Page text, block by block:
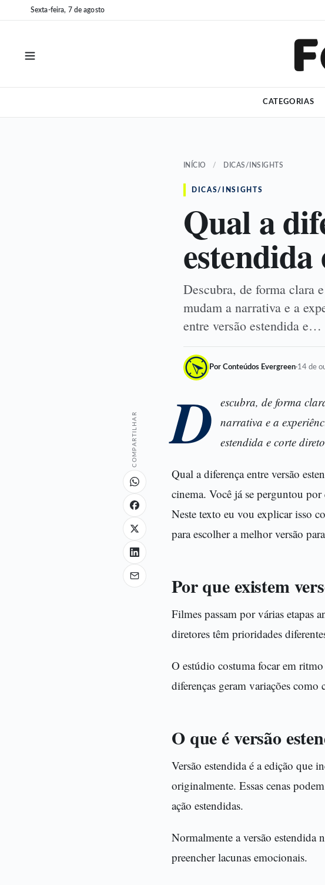
para
para
Sexta-feira, 7 de agosto
CATEGORIAS
INÍCIO / DICAS/INSIGHTS
DICAS/INSIGHTS
Qual a
Descubra, de forma clara
mudam a narrativa e a
entre versão estendida e…
Por Conteúdos Evergreen·14 de
COMPARTILHAR D escubra, de forma
narrativa e a
estendida e corte
Qual a diferença entre versão
cinema. Você já se perguntou
Neste texto eu vou explicar isso
para escolher a melhor versão
Por que existem
Filmes passam por várias etapas
diretores têm prioridades
O estúdio costuma focar em
diferenças geram variações como
O que é versão
Versão estendida é a edição que
originalmente. Essas cenas
ação estendidas.
Normalmente a versão estendida
preencher lacunas emocionais.